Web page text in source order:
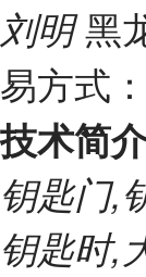
刘明黑
易方式：
技术简
钥匙门,
钥匙时,